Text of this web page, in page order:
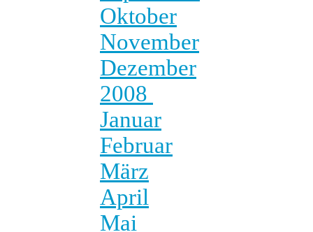
Oktober
November
Dezember
2008
Januar
Februar
März
April
Mai